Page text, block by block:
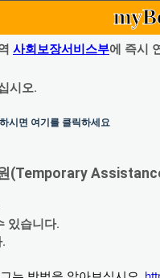
사회보장서비스부에 즉시
시오.
시면 여기를 클릭하세요
(Temporary
있습니다.